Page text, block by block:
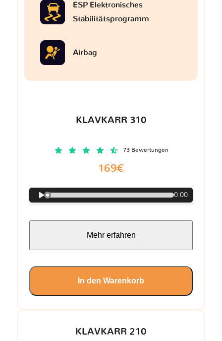
KLAVKARR 210
ESP Elektronisches
Stabilitätsprogramm
Airbag
KLAVKARR 310
73 Bewertungen
169€
0:00
Mehr erfahren
In den Warenkorb